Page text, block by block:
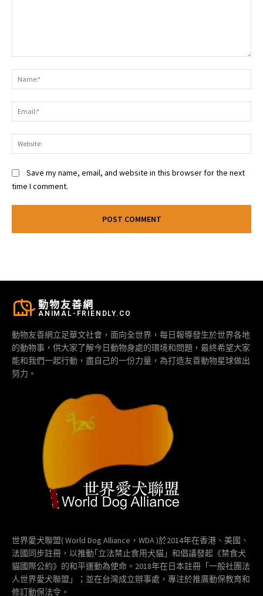
Save my name, email, and website in this browser for the next
time I comment.
動物友善網
ANIMAL-FRIENDLY.CO
動物友善網立足華文社會，面向全世界，每日報導發生於世界各地
的動物事，供大家了解今日動物身處的環境和問題，最終希望大家
能和我們一起行動，盡自己的一份力量，為打造友善動物星球做出
努力。
世界愛犬聯盟( World Dog Alliance，WDA )於2014年在香港、美國、
法國同步註冊，以推動｢立法禁止食用犬貓」和倡議發起《禁食犬
貓國際公約》的和平運動為使命。2018年在日本註冊「一般社團法
人世界愛犬聯盟」；並在台灣成立辦事處，專注於推廣動保教育和
修訂動保法令。